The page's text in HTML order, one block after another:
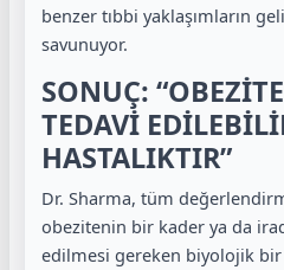
benzer tıbbi yaklaşımların
savunuyor.
SONUÇ:
TEDAVİ
HASTALIKTIR”
Dr. Sharma, tüm
obezitenin bir kader ya da
edilmesi gereken biyolojik